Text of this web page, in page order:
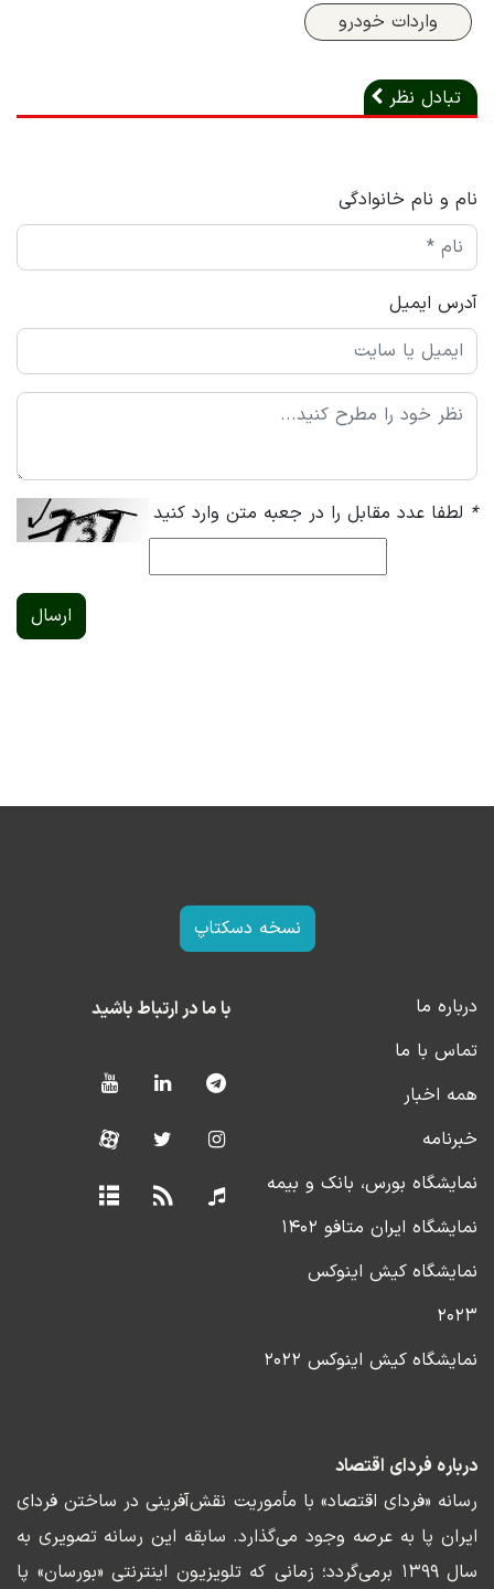
واردات خودرو
تبادل نظر
نام و نام خانوادگی
آدرس ایمیل
* لطفا عدد مقابل را در جعبه متن وارد کنید
ارسال
نسخه دسکتاپ
درباره ما
تماس با ما
همه اخبار
خبرنامه
نمایشگاه بورس، بانک و بیمه
نمایشگاه ایران متافو ۱۴۰۲
نمایشگاه کیش اینوکس
۲۰۲۳
نمایشگاه کیش اینوکس ۲۰۲۲
با ما در ارتباط باشید
درباره فردای اقتصاد
رسانه «فردای اقتصاد» با مأموریت نقش‌آفرینی در ساختن فردای
ایران پا به عرصه وجود می‌گذارد. سابقه این رسانه تصویری به
سال ۱۳۹۹ برمی‌گردد؛ زمانی که تلویزیون اینترنتی «بورسان» پا